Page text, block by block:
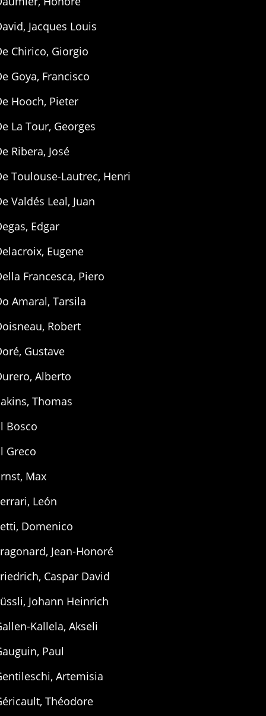
Jacques Louis
Chirico, Giorgio
Goya, Francisco
Hooch, Pieter
La Tour, Georges
Ribera, José
Toulouse-Lautrec, Henri
Valdés Leal, Juan
Edgar
Eugene
Francesca, Piero
Amaral, Tarsila
Robert
Gustave
Alberto
Thomas
Bosco
Greco
Max
León
Domenico
Jean-Honoré
Caspar David
Johann Heinrich
Kallela, Akseli
Paul
Artemisia
Théodore